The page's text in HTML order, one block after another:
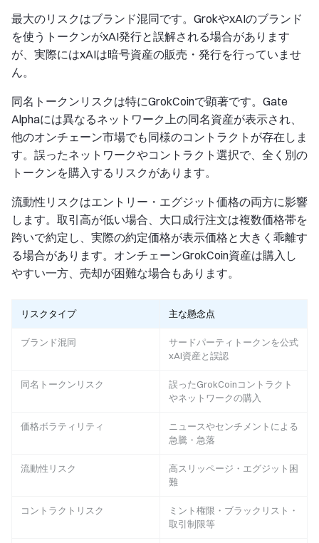
最大のリスクはブランド混同です。GrokやxAIのブランド
を使うトークンがxAI発行と誤解される場合があります
が、実際にはxAIは暗号資産の販売・発行を行っていませ
ん。
同名トークンリスクは特にGrokCoinで顕著です。Gate
Alphaには異なるネットワーク上の同名資産が表示され、
他のオンチェーン市場でも同様のコントラクトが存在しま
す。誤ったネットワークやコントラクト選択で、全く別の
トークンを購入するリスクがあります。
流動性リスクはエントリー・エグジット価格の両方に影響
します。取引高が低い場合、大口成行注文は複数価格帯を
跨いで約定し、実際の約定価格が表示価格と大きく乖離す
る場合があります。オンチェーンGrokCoin資産は購入し
やすい一方、売却が困難な場合もあります。
リスクタイプ 主な懸念点
ブランド混同
サードパーティトークンを公式
xAI資産と誤認
同名トークンリスク
誤ったGrokCoinコントラクト
やネットワークの購入
価格ボラティリティ
ニュースやセンチメントによる
急騰・急落
流動性リスク
高スリッページ・エグジット困
難
コントラクトリスク
ミント権限・ブラックリスト・
取引制限等